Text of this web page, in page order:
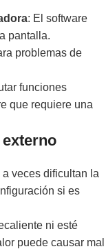
: El software
pantalla.
problemas de
funciones
que requiere una
veces dificultan la
si es
ni esté
puede causar mal